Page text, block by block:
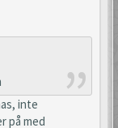
inte
på med